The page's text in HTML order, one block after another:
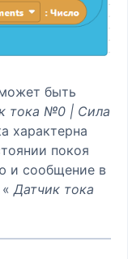
быть
тока №0 | Сила
характерна
покоя
и сообщение в
«Датчик тока